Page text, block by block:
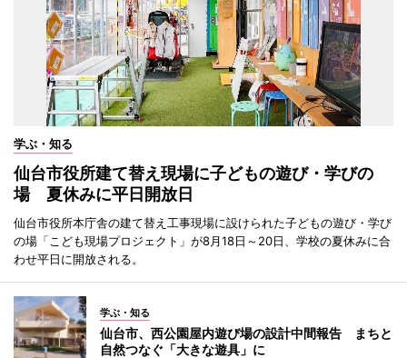
学ぶ・知る
仙台市役所建て替え現場に子どもの遊び・学びの
場 夏休みに平日開放日
仙台市役所本庁舎の建て替え工事現場に設けられた子どもの遊び・学び
の場「こども現場プロジェクト」が8月18日～20日、学校の夏休みに合
わせ平日に開放される。
学ぶ・知る
仙台市、西公園屋内遊び場の設計中間報告 まちと
自然つなぐ「大きな遊具」に